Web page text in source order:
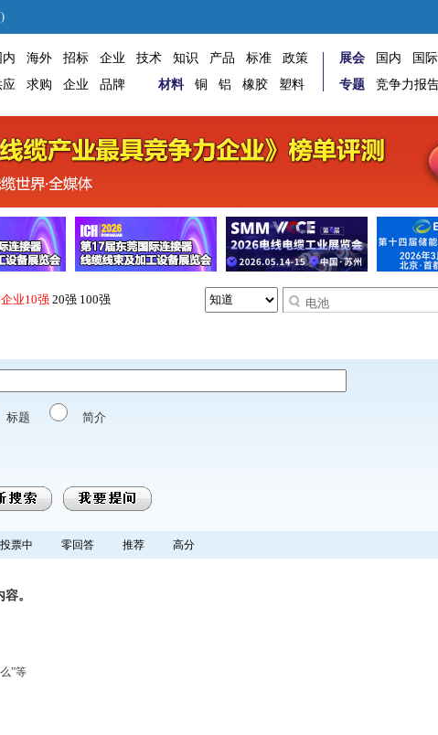
内 海外 招标 企业 技术 知识 产品 标准
政策
应 求购 企业 品牌 材料 铜 铝 橡胶 塑料
展会 国内 国际
专题
竞争力报
业10强 20强 100强
标题
简介
投票中 零回答 推荐 高分
。
”等